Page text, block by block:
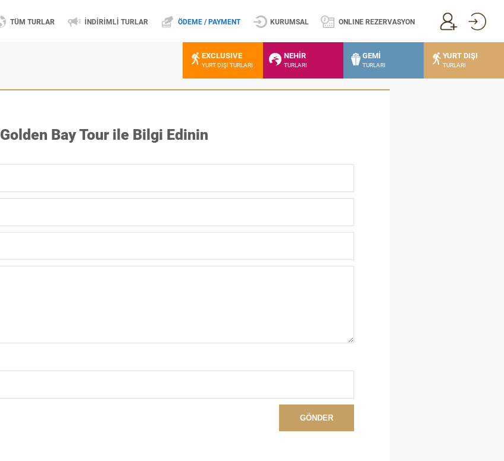
TÜM TURLAR İNDİRİMLİ TURLAR ÖDEME / PAYMENT KURUMSAL ONLINE REZERVASYON
EXCLUSIVE
YURT DIŞI TURLARI
NEHİR
TURLARI
GEMİ
TURLARI
YURT DIŞI
TURLARI
Golden Bay Tour ile Bilgi Edinin